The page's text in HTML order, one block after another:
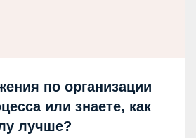
по организации
или знаете, как
лучше?